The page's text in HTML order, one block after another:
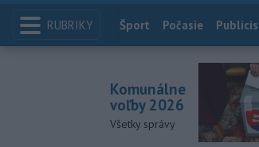
RUBRIKY Index
Šport Počasie
Komunálne
voľby 2026
Všetky správy